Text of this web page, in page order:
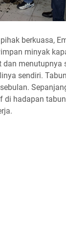
berkuasa,
minyak
menutupnya
sendiri.
hadapan